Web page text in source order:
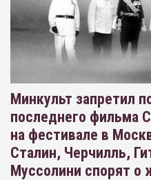
Минкульт запретил
последнего фильма
на фестивале в
Сталин, Черчилль,
Муссолини спорят о